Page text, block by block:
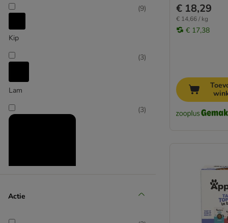
Forza10
Happy Dog
Lucky Jim
Kip
(9)
Lam
(3)
(3)
Actie
€ 18,29
€ 14,66 / kg
€ 17,38